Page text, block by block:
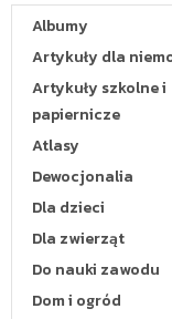
Albumy
Artykuły dla
Artykuły szkolne i
papiernicze
Atlasy
Dewocjonalia
Dla dzieci
Dla zwierząt
Do nauki zawodu
Dom i ogród